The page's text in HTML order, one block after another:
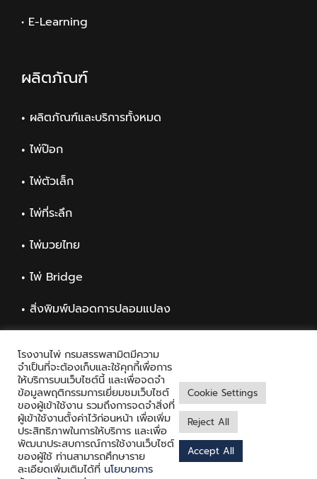
• E-Learning
ผลิตภัณฑ์
ผลิตภัณฑ์และบริการทั้งหมด
ไพ่ป๊อก
ไพ่ตัวเล็ก
ไพ่ที่ระลึก
ไพ่มวยไทย
ไพ่ Bridge
สิ่งพิมพ์ปลอดการปลอมแปลง
Copyright © 2021 Playing Card Factory, all rights reserved
โรงงานไพ่ กรมสรรพสามิตมีความ
จำเป็นที่จะต้องเก็บและใช้คุกกี้เพื่อการ
ให้บริการบนเว็บไซต์นี้ และเพื่อจดจำ
ข้อมูลพฤติกรรมการเยี่ยมชมเว็บไซต์
ของผู้เข้าใช้งาน รวมถึงการจดจำสิ่งที่
ผู้เข้าใช้งานตั้งค่าไว้ก่อนหน้า เพื่อเพิ่ม
ประสิทธิภาพในการให้บริการ และเพื่อ
พัฒนาประสบการณ์การใช้งานเว็บไซต์
ของผู้ใช้ ท่านสามารถศึกษาราย
ละเอียดเพิ่มเติมได้ที่ นโยบายการ
Cookie Settings
Reject All
Accept All